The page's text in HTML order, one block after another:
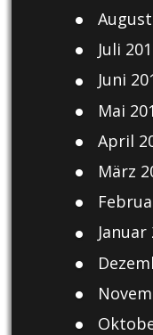
Juli
Juni
Mai
April
März
Januar